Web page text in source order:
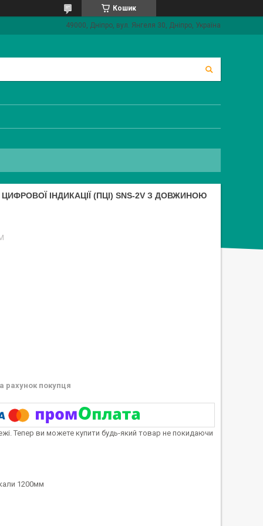
Кошик
49000, Дніпро, вул. Янгеля 30, Дніпро, Україна
ІНДИКАЦІЇ (ПЦІ) SNS-2V З ДОВЖИНОЮ
рахунок покупця
Тепер ви можете купити будь-який товар не покидаючи
1200мм